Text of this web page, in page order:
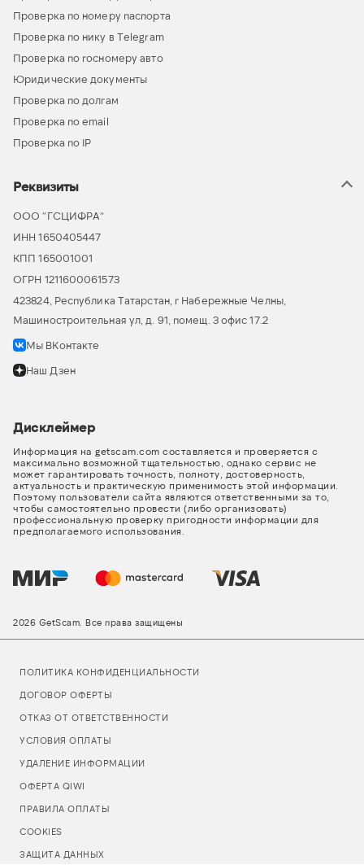
Проверка по номеру паспорта
Проверка по нику в Telegram
Проверка по госномеру авто
Юридические документы
Проверка по долгам
Проверка по email
Проверка по IP
Реквизиты
ООО “ГСЦИФРА”
ИНН 1650405447
КПП 165001001
ОГРН 1211600061573
423824, Республика Татарстан, г Набережные Челны,
Машиностроительная ул, д. 91, помещ. 3 офис 17.2
Мы ВКонтакте
Наш Дзен
Дисклеймер
Информация на getscam.com составляется и проверяется с
максимально возможной тщательностью, однако сервис не
может гарантировать точность, полноту, достоверность,
актуальность и практическую применимость этой информации.
Поэтому пользователи сайта являются ответственными за то,
чтобы самостоятельно провести (либо организовать)
профессиональную проверку пригодности информации для
предполагаемого использования.
2026 GetScam. Все права защищены
ПОЛИТИКА КОНФИДЕНЦИАЛЬНОСТИ
ДОГОВОР ОФЕРТЫ
ОТКАЗ ОТ ОТВЕТСТВЕННОСТИ
УСЛОВИЯ ОПЛАТЫ
УДАЛЕНИЕ ИНФОРМАЦИИ
ОФЕРТА QIWI
ПРАВИЛА ОПЛАТЫ
COOKIES
ЗАЩИТА ДАННЫХ